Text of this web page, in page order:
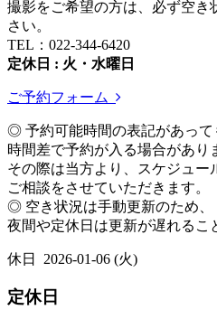
撮影をご希望の方は、必ず空き
さい。
TEL：022-344-6420
定休日 : 火・水曜日
ご予約フォーム
◎ 予約可能時間の表記があって
時間差で予約が入る場合があり
その際は当方より、スケジュー
ご相談をさせていただきます。
◎ 空き状況は手動更新のため、
夜間や定休日は更新が遅れるこ
休日 2026-01-06 (火)
定休日